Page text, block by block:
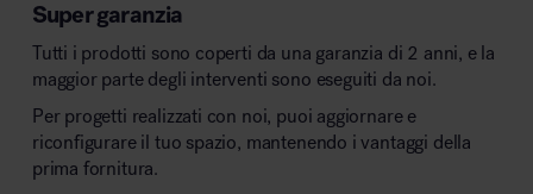
Super garanzia
Tutti i prodotti sono coperti da una garanzia di 2 anni, e la
maggior parte degli interventi sono eseguiti da noi.
Per progetti realizzati con noi, puoi aggiornare e
riconfigurare il tuo spazio, mantenendo i vantaggi della
prima fornitura.